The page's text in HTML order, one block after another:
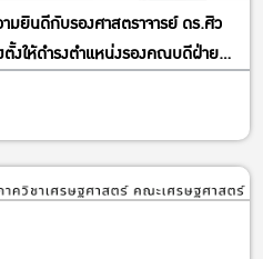
มยินดีกับรองศาสตราจารย์ ดร.ศิว
งให้ดำรงตำแหน่งรองคณบดีฝ่าย